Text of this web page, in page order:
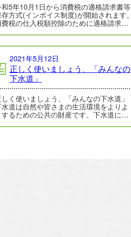
5年10月1日から消費税の適格請求書等
方式(インボイス制度)が開始されます。
税の仕入税額控除のために適格請求書
2021年5月12日
正しく使いましょう、「みんなの
下水道」
く使いましょう、「みんなの下水道」
道は自然や皆さまの生活環境をよりよ
するための公共の財産です。下水道に汚